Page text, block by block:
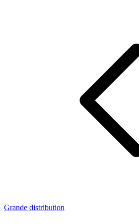
Grande distribution